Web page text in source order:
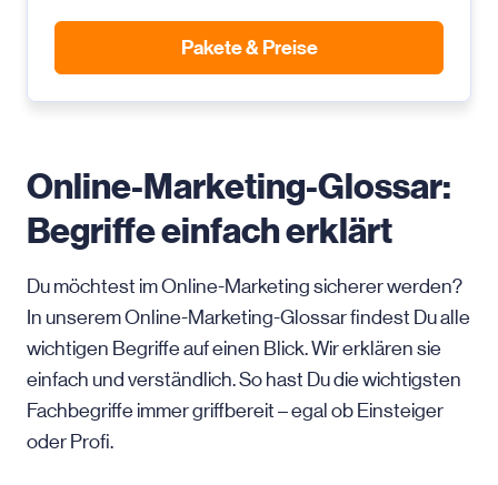
Pakete & Preise
Online-Marketing-Glossar:
Begriffe einfach erklärt
Du möchtest im Online-Marketing sicherer werden?
In unserem Online-Marketing-Glossar findest Du alle
wichtigen Begriffe auf einen Blick. Wir erklären sie
einfach und verständlich. So hast Du die wichtigsten
Fachbegriffe immer griffbereit – egal ob Einsteiger
oder Profi.